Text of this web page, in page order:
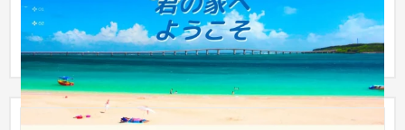
り、Webサイトのデザイン、多言語対応などの機能・サービス
までを提供...